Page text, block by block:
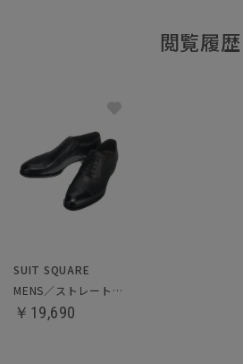
閲覧履歴
SUIT SQUARE
MENS／ストレートチップシューズ
￥19,690